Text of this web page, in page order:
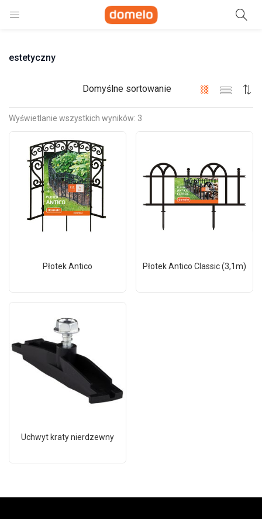
Szukaj
estetyczny
Wyświetlanie wszystkich wyników: 3
Domyślne sortowanie
Płotek Antico Płotek Antico Classic (3,1m)
Uchwyt kraty nierdzewny